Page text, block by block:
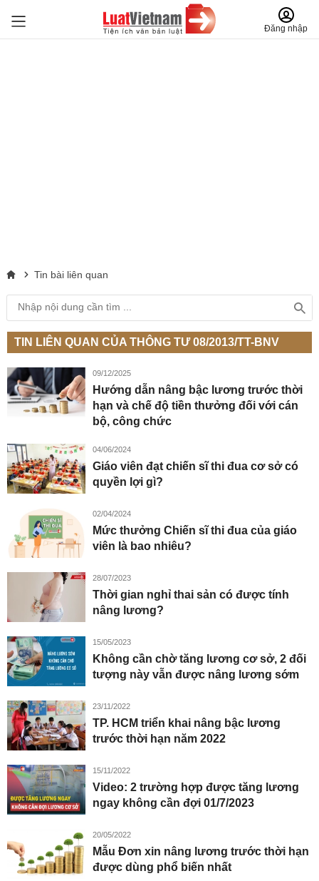
Đăng nhập
Tin bài liên quan
TIN LIÊN QUAN CỦA THÔNG TƯ 08/2013/TT-BNV
09/12/2025
Hướng dẫn nâng bậc lương trước thời
hạn và chế độ tiền thưởng đối với cán
bộ, công chức
04/06/2024
Giáo viên đạt chiến sĩ thi đua cơ sở có
quyền lợi gì?
02/04/2024
Mức thưởng Chiến sĩ thi đua của giáo
viên là bao nhiêu?
28/07/2023
Thời gian nghỉ thai sản có được tính
nâng lương?
15/05/2023
Không cần chờ tăng lương cơ sở, 2 đối
tượng này vẫn được nâng lương sớm
23/11/2022
TP. HCM triển khai nâng bậc lương
trước thời hạn năm 2022
15/11/2022
Video: 2 trường hợp được tăng lương
ngay không cần đợi 01/7/2023
20/05/2022
Mẫu Đơn xin nâng lương trước thời hạn
được dùng phổ biến nhất